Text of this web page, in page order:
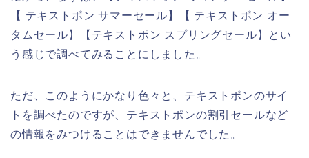
【 テキストポン サマーセール】【 テキストポン オー
タムセール】【テキストポン スプリングセール】とい
う感じで調べてみることにしました。
ただ、このようにかなり色々と、テキストポンのサイ
トを調べたのですが、テキストポンの割引セールなど
の情報をみつけることはできませんでした。